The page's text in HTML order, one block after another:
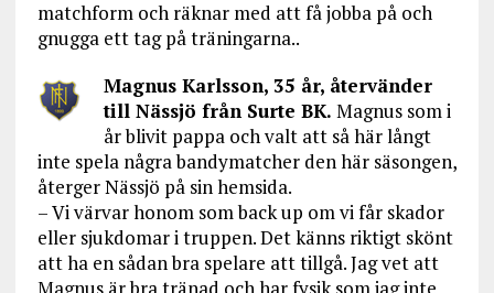
matchform och räknar med att få jobba på och
gnugga ett tag på träningarna..
Magnus Karlsson, 35 år, återvänder
till Nässjö från Surte BK. Magnus som i
år blivit pappa och valt att så här långt
inte spela några bandymatcher den här säsongen,
återger Nässjö på sin hemsida.
– Vi värvar honom som back up om vi får skador
eller sjukdomar i truppen. Det känns riktigt skönt
att ha en sådan bra spelare att tillgå. Jag vet att